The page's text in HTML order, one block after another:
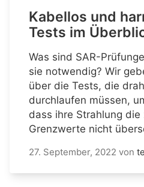
Kabellos und
Tests im
Was sind SAR-
sie notwendig? Wir
über die Tests, die
durchlaufen müssen,
dass ihre Strahlung die
Grenzwerte nicht
27. September, 2022 von